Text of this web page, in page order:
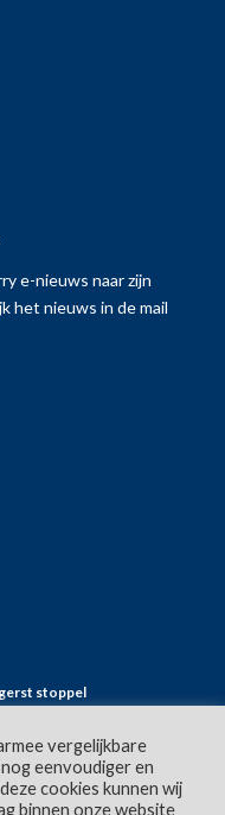
e-nieuws naar zijn
het nieuws in de mail
stoppel
mulchenvergelijkbare
eenvoudiger en
cookies kunnen wij
binnen onze website